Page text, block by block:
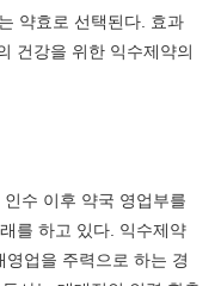
약효로 선택된다. 효과
건강을 위한 익수제약의
수 이후 약국 영업부를
를 하고 있다. 익수제약
업을 주력으로 하는 경